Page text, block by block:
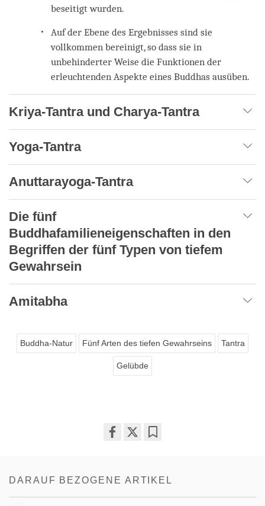
beseitigt wurden.
Auf der Ebene des Ergebnisses sind sie
vollkommen bereinigt, so dass sie in
unbehinderter Weise die Funktionen der
erleuchtenden Aspekte eines Buddhas ausüben.
Kriya-Tantra und Charya-Tantra
Yoga-Tantra
Anuttarayoga-Tantra
Die fünf
Buddhafamilieneigenschaften in den
Begriffen der fünf Typen von tiefem
Gewahrsein
Amitabha
Buddha-Natur Fünf Arten des tiefen Gewahrseins Tantra
Gelübde
DARAUF BEZOGENE ARTIKEL